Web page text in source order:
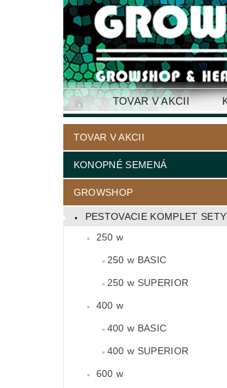
TOVAR V AKCII
KONTAKTY
TOVAR V AKCII
KONOPNÉ SEMENÁ
GROWSHOP
PESTOVACIE KOMPLET SETY
250 w
250 w BASIC
250 w SUPERIOR
400 w
400 w BASIC
400 w SUPERIOR
600 w